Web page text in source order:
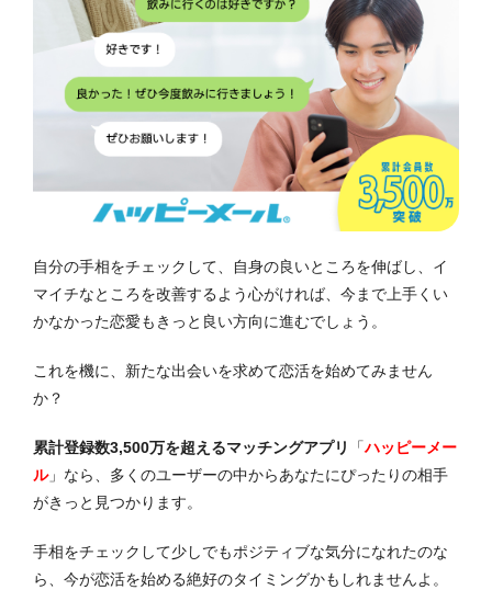
自分の手相をチェックして、自身の良いところを伸ばし、イ
マイチなところを改善するよう心がければ、今まで上手くい
かなかった恋愛もきっと良い方向に進むでしょう。
これを機に、新たな出会いを求めて恋活を始めてみません
か？
累計登録数3,500万を超えるマッチングアプリ 「ハッピーメー
ル」なら、多くのユーザーの中からあなたにぴったりの相手
がきっと見つかります。
手相をチェックして少しでもポジティブな気分になれたのな
ら、今が恋活を始める絶好のタイミングかもしれませんよ。